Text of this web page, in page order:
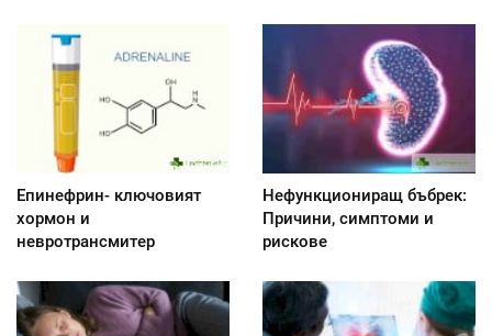
Епинефрин- ключовият
хормон и
невротрансмитер
Нефункциониращ бъбрек:
Причини, симптоми и
рискове